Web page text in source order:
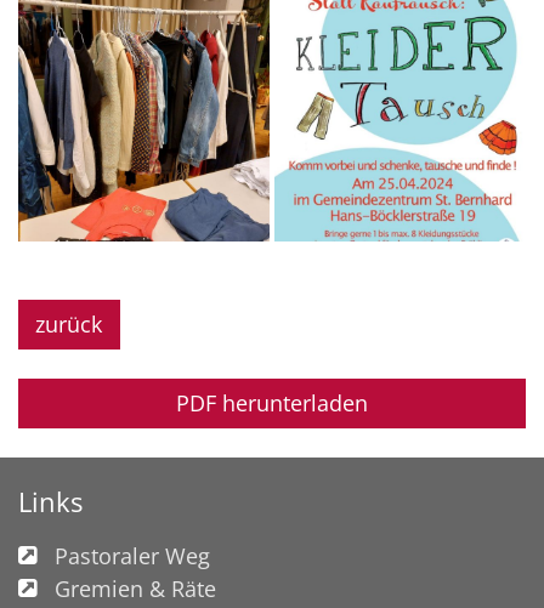
zurück
PDF herunterladen
Links
Pastoraler Weg
Gremien & Räte